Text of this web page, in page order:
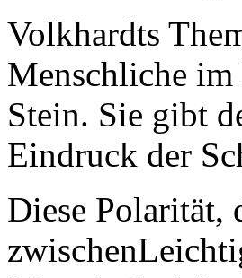
Volkhardts
Menschliche
Stein. Sie gibt
Eindruck der
Diese Polarität,